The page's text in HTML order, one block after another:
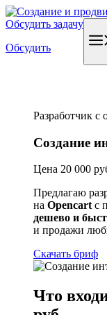
Перейти
к
Обсудить задачу
Обсудить
Разработчик с
Создание
Цена 20 000
Предлагаю
на Opencartс
дешево и
и продажи
Скачать бриф
Что